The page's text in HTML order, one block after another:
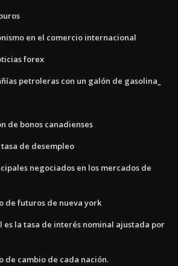
en el comercio internacional
forex
petroleras con un galón de gasolina_
de bonos canadienses
de desempleo
negociados en los mercados de
de futuros de nueva york
es la tasa de interés nominal ajustada por
de cambio de cada nación.